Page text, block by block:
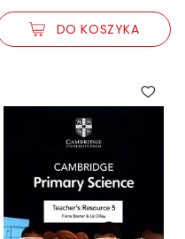
DO KOSZYKA